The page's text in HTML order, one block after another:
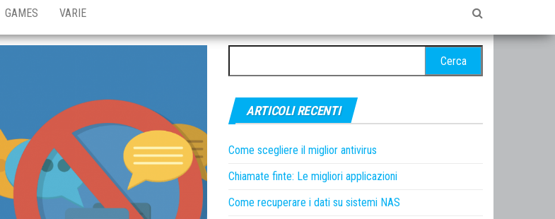
GAMES VARIE
per:
ARTICOLI RECENTI
Come scegliere il miglior antivirus
Chiamate finte: Le migliori applicazioni
Come recuperare i dati su sistemi NAS